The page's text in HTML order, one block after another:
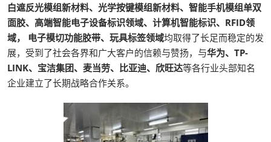
白遮反光模组新材料、光学按键模组新材料、智能手机模组单双
面胶、高端智能电子设备标识领域、计算机智能标识、RFID领
域， 电子模切功能胶带、玩具标签领域均取得了长足而稳定的发
展，受到了社会各界和广大客户的信赖与赞扬，与华为、TP-
LINK、宝洁集团、麦当劳、比亚迪、欣旺达等各行业头部知名
企业建立了长期战略合作关系。